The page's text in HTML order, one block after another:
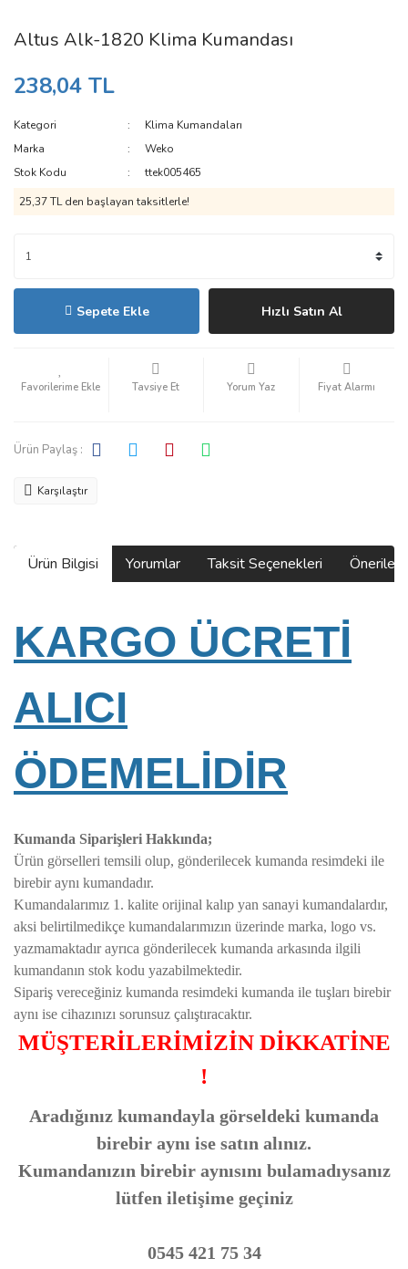
Altus Alk-1820 Klima Kumandası
238,04 TL
Kategori
Klima Kumandaları
Marka
Weko
Stok Kodu
ttek005465
25,37 TL den başlayan taksitlerle!
Sepete Ekle Hızlı Satın Al
Tavsiye Et Yorum Yaz Fiyat Alarmı
Ürün Paylaş :
Karşılaştır
Ürün Bilgisi Yorumlar Taksit Seçenekleri
KARGO ÜCRETİ
ALICI
ÖDEMELİDİR
Kumanda Siparişleri Hakkında;
Ürün görselleri temsili olup, gönderilecek kumanda resimdeki ile
birebir aynı kumandadır.
Kumandalarımız 1. kalite orijinal kalıp yan sanayi kumandalardır,
aksi belirtilmedikçe kumandalarımızın üzerinde marka, logo vs.
yazmamaktadır ayrıca gönderilecek kumanda arkasında ilgili
kumandanın stok kodu yazabilmektedir.
Sipariş vereceğiniz kumanda resimdeki kumanda ile tuşları birebir
aynı ise cihazınızı sorunsuz çalıştıracaktır.
MÜŞTERİLERİMİZİN DİKKATİNE
!
Aradığınız kumandayla görseldeki kumanda
birebir aynı ise satın alınız.
Kumandanızın birebir aynısını bulamadıysanız
lütfen iletişime geçiniz
0545 421 75 34